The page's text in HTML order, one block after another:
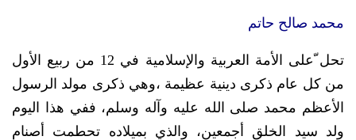
محمد صالح حاتم
تحل ّعلى الأمة العربية والإسلامية في 12 من ربيع الأول
من كل عام ذكرى دينية عظيمة ،وهي ذكرى مولد الرسول
الأعظم محمد صلى الله عليه وآله وسلم، ففي هذا اليوم
ولد سيد الخلق أجمعين، والذي بميلاده تحطمت أصنام